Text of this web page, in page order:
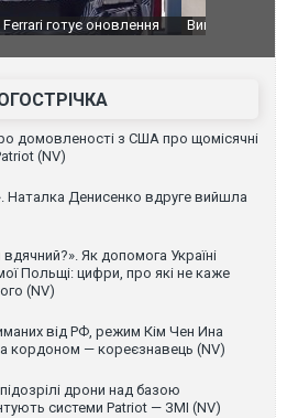
екранізації легендарного
домовленості з США про щомісячні
(NV)
Наталка Денисенко вдруге вийшла
Як допомога Україні
Польщі: цифри, про які не каже
(NV)
від РФ, режим Кім Чен Ина
кордоном — кореєзнавець (NV)
дрони над базою
системи Patriot — ЗМІ (NV)